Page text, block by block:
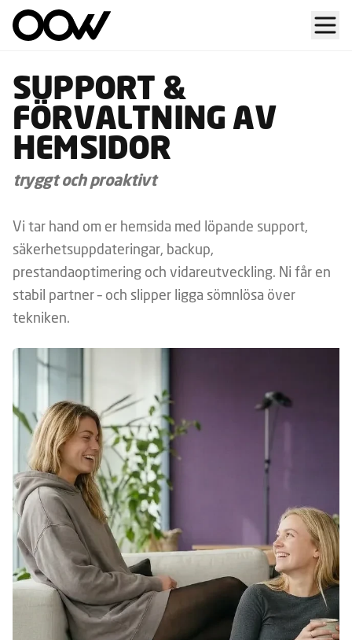
SUPPORT &
FÖRVALTNING AV
HEMSIDOR
tryggt och proaktivt
Vi tar hand om er hemsida med löpande support,
säkerhetsuppdateringar, backup,
prestandaoptimering och vidareutveckling. Ni får en
stabil partner – och slipper ligga sömnlösa över
tekniken.